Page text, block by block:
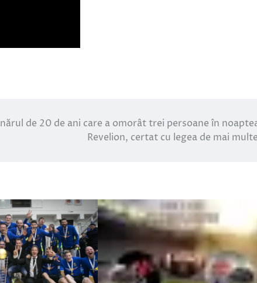
de 20 de ani care a omorât trei persoane în
Revelion, certat cu legea de mai